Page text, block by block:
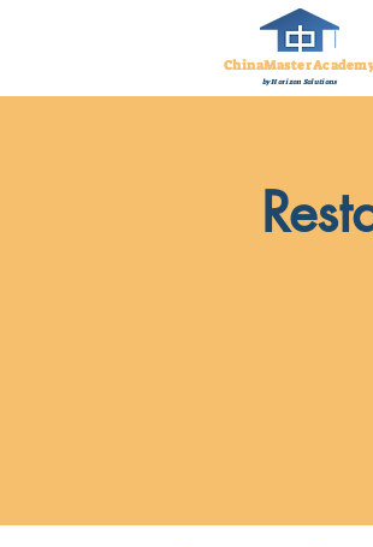
by Horizon Solutions